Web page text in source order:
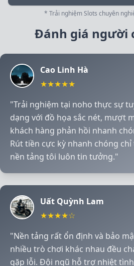
* Trải nghiệm Slots chuyên
Đánh giá người
Cao Linh Hà
★★★★★
5 sao
"Trải nghiệm tại noho thực sự
dạng với đồ họa sắc nét, mượt
khách hàng phản hồi nhanh
Rút tiền cực kỳ nhanh chóng
nền tảng tôi luôn tin tưởng."
Uất Quỳnh Lam
★★★★☆
4 sao
"Nền tảng rất ổn định và bảo
nhiều trò chơi khác nhau đều
gặp lỗi. Đội ngũ hỗ trợ nhiệt